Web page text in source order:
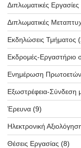
Διπλωματικές
Διπλωματικές
Εκδηλώσεις Τμήματος
Εκδρομές-Εργαστήριο
Ενημέρωση Πρωτοετών
Εξωστρέφεια-Σύνδεση
Έρευνα (9)
Ηλεκτρονική
Θέσεις Εργασίας (8)